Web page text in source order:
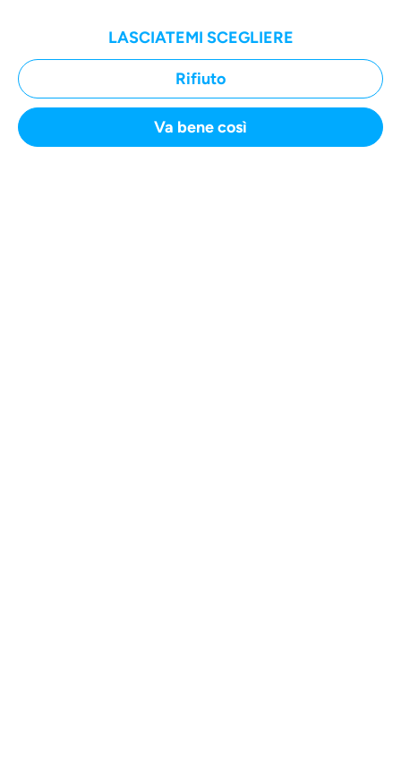
Homepage
Invia un reclamo
LASCIATEMI SCEGLIERE
Rifiuto
Va bene così